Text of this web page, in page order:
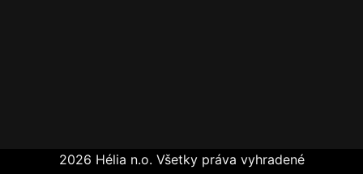
2026 Hélia n.o. Všetky práva vyhradené